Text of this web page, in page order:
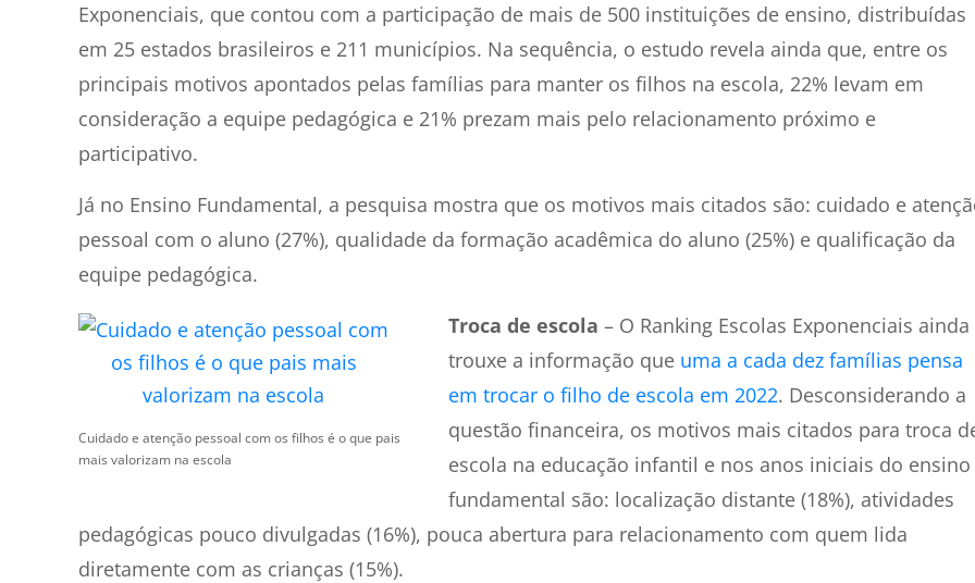
Exponenciais, que contou com a participação de mais de 500 instituições de ensino, distribuídas
em 25 estados brasileiros e 211 municípios. Na sequência, o estudo revela ainda que, entre os
principais motivos apontados pelas famílias para manter os filhos na escola, 22% levam em
consideração a equipe pedagógica e 21% prezam mais pelo relacionamento próximo e
participativo.
Já no Ensino Fundamental, a pesquisa mostra que os motivos mais citados são: cuidado e
pessoal com o aluno (27%), qualidade da formação acadêmica do aluno (25%) e qualificação da
equipe pedagógica.
Cuidado e atenção pessoal com os filhos é o que pais
mais valorizam na escola
Troca de escola – O Ranking Escolas Exponenciais ainda
trouxe a informação que uma a cada dez famílias pensa
em trocar o filho de escola em 2022. Desconsiderando a
questão financeira, os motivos mais citados para troca
escola na educação infantil e nos anos iniciais do ensino
fundamental são: localização distante (18%), atividades
pedagógicas pouco divulgadas (16%), pouca abertura para relacionamento com quem lida
diretamente com as crianças (15%).